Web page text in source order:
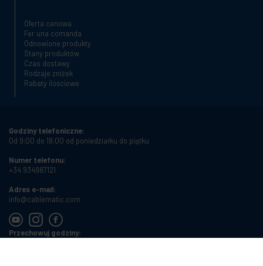
Oferta cenowa
Fer una comanda
Odnowione produkty
Stany produktów
Czas dostawy
Rodzaje zniżek
Rabaty ilościowe
Godziny telefoniczne:
Od 9:00 do 18:00 od poniedziałku do piątku
Numer telefonu:
+34 934987121
Adres e-mail:
info@cablematic.com
Przechowuj godziny: